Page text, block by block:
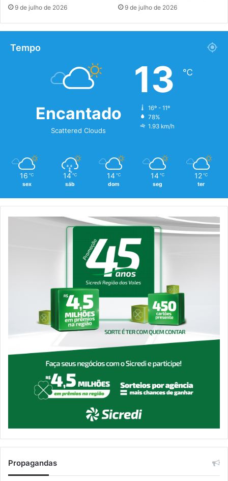
9 de julho de 2026 9 de julho de 2026
Tempo
Encantado
Scattered Clouds
13 ℃
16º - 11º
78%
1.93 km/h
16 ℃
sex
14 ℃
sáb
14 ℃
dom
14 ℃
seg
12 ℃
ter
Propagandas